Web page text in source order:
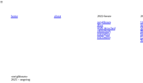
︎
home about
2022-heute
neighbours
draft
gods detached
Homebody
entangled
enclosures
«neighbours»
2025 - ungoing